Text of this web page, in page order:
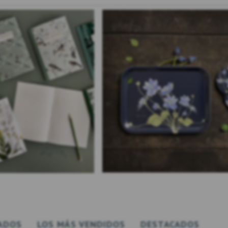
LOS MÁS VENDIDOS DESTACADOS